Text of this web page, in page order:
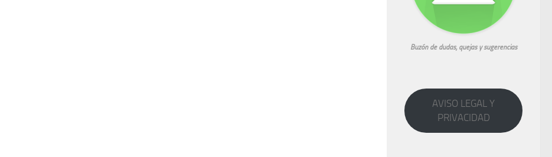
Buzón de dudas, quejas y sugerencias
AVISO LEGAL Y
PRIVACIDAD